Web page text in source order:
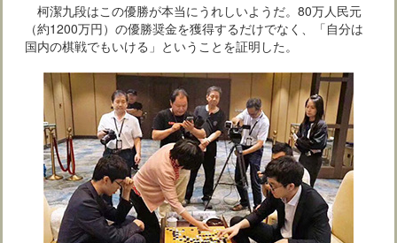
柯潔九段はこの優勝が本当にうれしいようだ。80万人民元
（約1200万円）の優勝奨金を獲得するだけでなく、「自分は
国内の棋戦でもいける」ということを証明した。